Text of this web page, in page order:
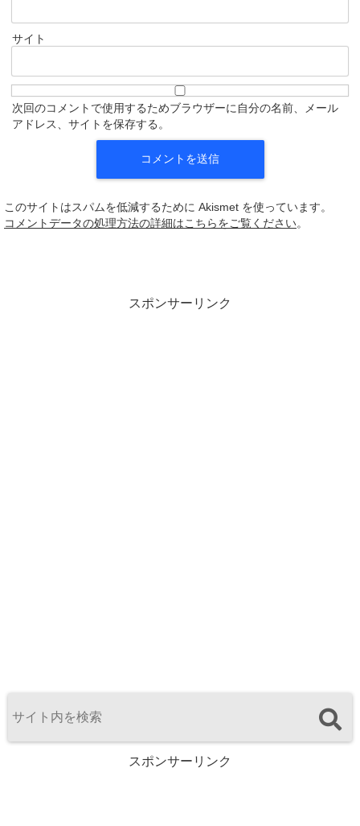
サイト
次回のコメントで使用するためブラウザーに自分の名前、メール
アドレス、サイトを保存する。
このサイトはスパムを低減するために Akismet を使っています。
コメントデータの処理方法の詳細はこちらをご覧ください。
スポンサーリンク
スポンサーリンク